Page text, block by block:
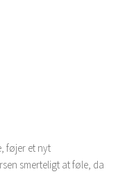
føjer et nyt
smerteligt at føle, da